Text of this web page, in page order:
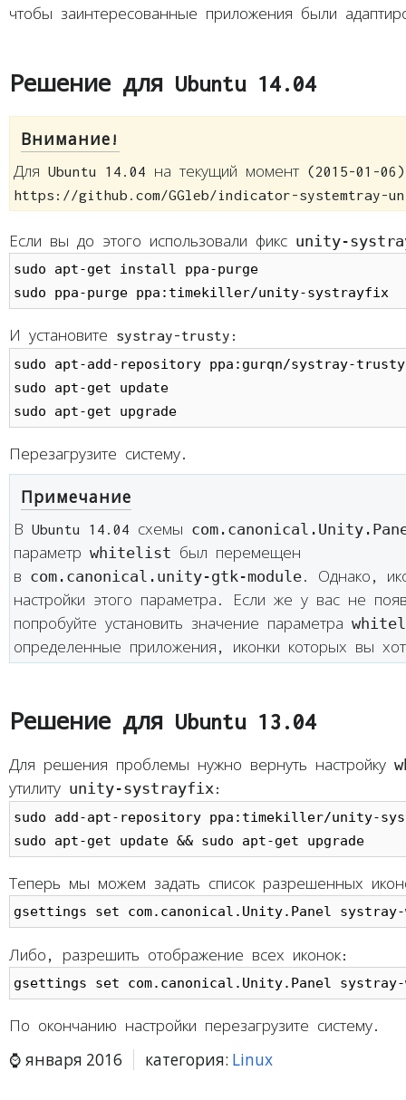
чтобы заинтересованные приложения были
Решение для Ubuntu 14.04
Внимание!
Для Ubuntu 14.04 на текущий момент (2015-01-
https://github.com/GGleb/indicator-systemtray-
Если вы до этого использовали фикс unity-
sudo apt-get install ppa-purge
sudo ppa-purge ppa:timekiller/unity-systrayfix
И установите systray-trusty:
sudo apt-add-repository ppa:gurqn/systray-trusty
sudo apt-get update
Перезагрузите систему.
Примечание
В Ubuntu 14.04 схемы
параметр whitelist был перемещен
в com.canonical.unity-gtk-module. Однако,
настройки этого параметра. Если же у вас не
попробуйте установить значение параметра
определенные приложения, иконки которых вы
Решение для Ubuntu 13.04
Для решения проблемы нужно вернуть настройку
утилиту unity-systrayfix:
sudo add-apt-repository ppa:timekiller/unity-
sudo apt-get update && sudo apt-get upgrade
Теперь мы можем задать список разрешенных
gsettings set com.canonical.Unity.Panel
Либо, разрешить отображение всех иконок:
gsettings set com.canonical.Unity.Panel
По окончанию настройки перезагрузите систему.
января 2016 категория: Linux